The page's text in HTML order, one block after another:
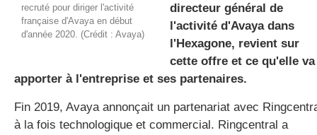
recruté pour diriger l'activité
française d'Avaya en début
d'année 2020. (Crédit : Avaya)
directeur général de
l'activité d'Avaya dans
l'Hexagone, revient sur
cette offre et ce qu'elle va
apporter à l'entreprise et ses partenaires.
Fin 2019, Avaya annonçait un partenariat avec
à la fois technologique et commercial. Ringcentral a